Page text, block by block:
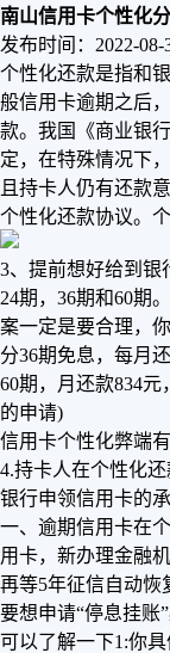
南山信用卡个性化
发布时间：2022-08-
个性化还款是指和
般信用卡逾期之后
款。我国《商业银
定，在特殊情况下
且持卡人仍有还款
个性化还款协议。
3、提前想好给到银
24期，36期和60期
案一定是要合理，
分36期免息，每月
60期，月还款834
的申请)
信用卡个性化弊端
4.持卡人在个性化
银行申领信用卡的
一、逾期信用卡在
用卡，新办理金融
再等5年征信自动恢
要想申请“停息挂账
可以了解一下1:你